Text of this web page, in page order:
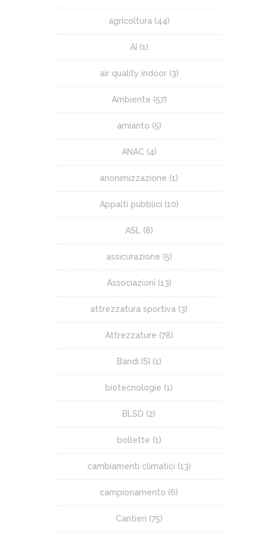
agricoltura (44)
AI (1)
air quality indoor(3)
Ambiente (57)
amianto (5)
ANAC (4)
anonimizzazione (1)
Appalti pubblici (10)
ASL (8)
assicurazione (5)
Associazioni (13)
attrezzatura sportiva (3)
Attrezzature (78)
Bandi ISI (1)
biotecnologie (1)
BLSD (2)
bollette (1)
cambiamenti climatici (13)
campionamento (6)
Cantieri (75)